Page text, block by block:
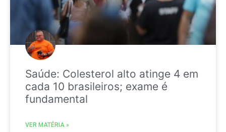
Saúde: Colesterol alto atinge 4 em
cada 10 brasileiros; exame é
fundamental
VER MATÉRIA »